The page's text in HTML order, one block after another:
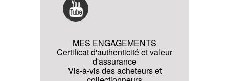
MES ENGAGEMENTS
Certificat d'authenticité et valeur
d'assurance
Vis-à-vis des acheteurs et